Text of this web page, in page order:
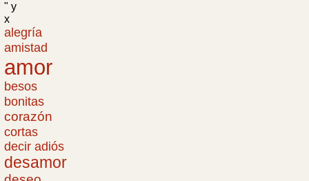
" y
x
alegría
amistad
amor
besos
bonitas
corazón
cortas
decir adiós
desamor